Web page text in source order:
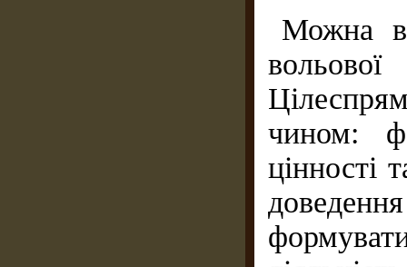
Можна
чином:
цінності